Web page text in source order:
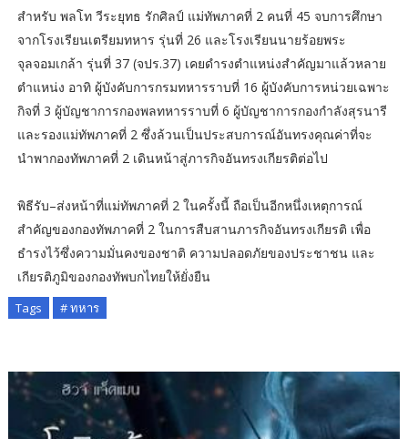
สำหรับ พลโท วีระยุทธ รักศิลป์ แม่ทัพภาคที่ 2 คนที่ 45 จบการศึกษา
จากโรงเรียนเตรียมทหาร รุ่นที่ 26 และโรงเรียนนายร้อยพระ
จุลจอมเกล้า รุ่นที่ 37 (จปร.37) เคยดำรงตำแหน่งสำคัญมาแล้วหลาย
ตำแหน่ง อาทิ ผู้บังคับการกรมทหารราบที่ 16 ผู้บังคับการหน่วยเฉพาะ
กิจที่ 3 ผู้บัญชาการกองพลทหารราบที่ 6 ผู้บัญชาการกองกำลังสุรนารี
และรองแม่ทัพภาคที่ 2 ซึ่งล้วนเป็นประสบการณ์อันทรงคุณค่าที่จะ
นำพากองทัพภาคที่ 2 เดินหน้าสู่ภารกิจอันทรงเกียรติต่อไป
พิธีรับ–ส่งหน้าที่แม่ทัพภาคที่ 2 ในครั้งนี้ ถือเป็นอีกหนึ่งเหตุการณ์
สำคัญของกองทัพภาคที่ 2 ในการสืบสานภารกิจอันทรงเกียรติ เพื่อ
ธำรงไว้ซึ่งความมั่นคงของชาติ ความปลอดภัยของประชาชน และ
เกียรติภูมิของกองทัพบกไทยให้ยั่งยืน
Tags # ทหาร